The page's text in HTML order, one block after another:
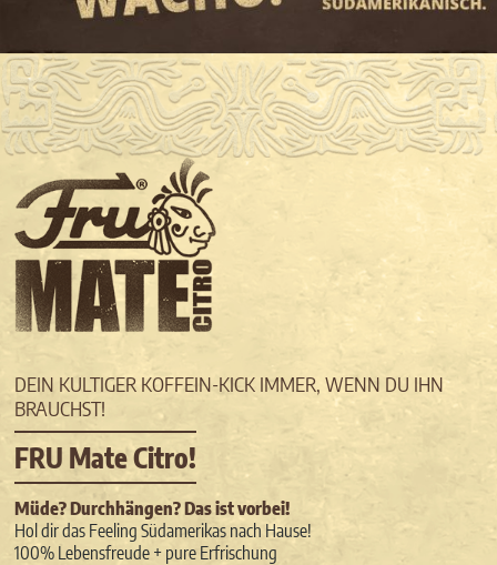
DEIN KULTIGER KOFFEIN-KICK IMMER, WENN DU IHN
BRAUCHST!
FRU Mate Citro!
Müde? Durchhängen? Das ist vorbei!
Hol dir das Feeling Südamerikas nach Hause!
100% Lebensfreude + pure Erfrischung